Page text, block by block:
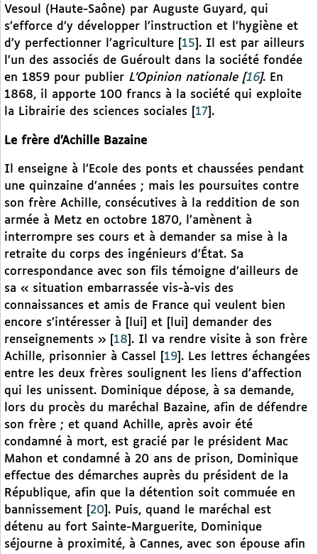
Vesoul (Haute-Saône) par Auguste Guyard, qui
s’efforce d’y développer l’instruction et l’hygiène et
d’y perfectionner l’agriculture
15 . Il est par ailleurs
l’un des associés de Guéroult dans la société fondée
en 1859 pour publier L’Opinion nationale[16]. En
1868, il apporte 100 francs à la société qui exploite
la Librairie des sciences sociales
17 .
Le frère d’Achille Bazaine
Il enseigne à l’Ecole des ponts et chaussées pendant
une quinzaine d’années ; mais les poursuites contre
son frère Achille, consécutives à la reddition de son
armée à Metz en octobre 1870, l’amènent à
interrompre ses cours et à demander sa mise à la
retraite du corps des ingénieurs d’État. Sa
correspondance avec son fils témoigne d’ailleurs de
sa « situation embarrassée vis-à-vis des
connaissances et amis de France qui veulent bien
encore s’intéresser à [lui] et [lui] demander des
renseignements »
18 . Il va rendre visite à son frère
Achille, prisonnier à Cassel
19 . Les lettres échangées
entre les deux frères soulignent les liens d’affection
qui les unissent. Dominique dépose, à sa demande,
lors du procès du maréchal Bazaine, afin de défendre
son frère ; et quand Achille, après avoir été
condamné à mort, est gracié par le président Mac
Mahon et condamné à 20 ans de prison, Dominique
effectue des démarches auprès du président de la
République, afin que la détention soit commuée en
bannissement
20 . Puis, quand le maréchal est
détenu au fort Sainte-Marguerite, Dominique
séjourne à proximité, à Cannes, avec son épouse afin